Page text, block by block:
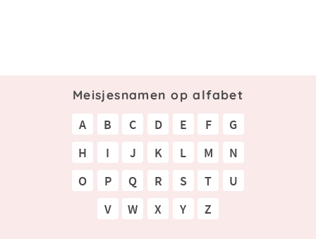
Meisjesnamen op alfabet
A B C D E F
G
H
I J K L M
N
O
P Q R S T
U
V
W X Y Z